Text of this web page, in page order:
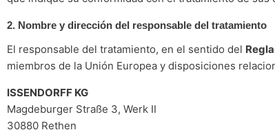
2. Nombre y dirección del responsable del tratamiento
El responsable del tratamiento, en el sentido del
miembros de la Unión Europea y disposiciones
ISSENDORFF KG
Magdeburger Straße 3, Werk II
30880 Rethen